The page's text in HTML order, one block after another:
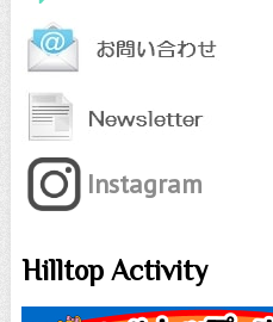
Instagram
Hilltop Activity